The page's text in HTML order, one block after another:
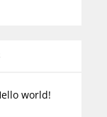
world!